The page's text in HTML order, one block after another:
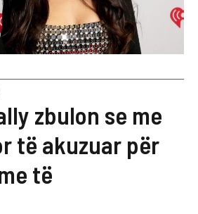
zbulon se me
të akuzuar për
të